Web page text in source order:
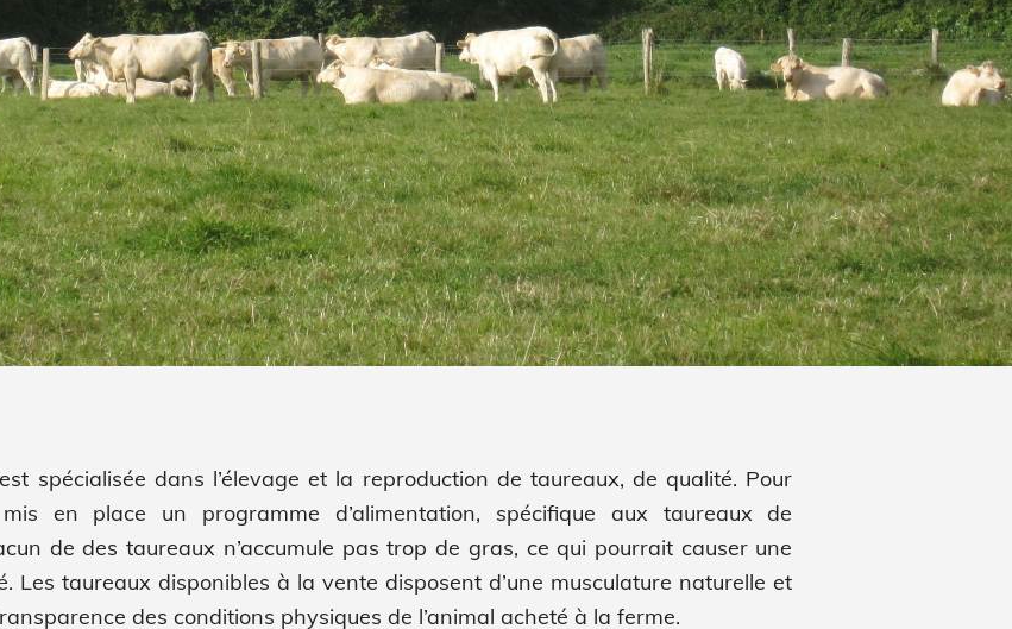
spécialisée dans l’élevage et la reproduction de taureaux, de qualité. Pour
en place un programme d’alimentation, spécifique aux taureaux de
de des taureaux n’accumule pas trop de gras, ce qui pourrait causer une
taureaux disponibles à la vente disposent d’une musculature naturelle et
des conditions physiques de l’animal acheté à la ferme.